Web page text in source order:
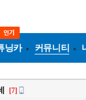
닝카 커뮤니티
[7]